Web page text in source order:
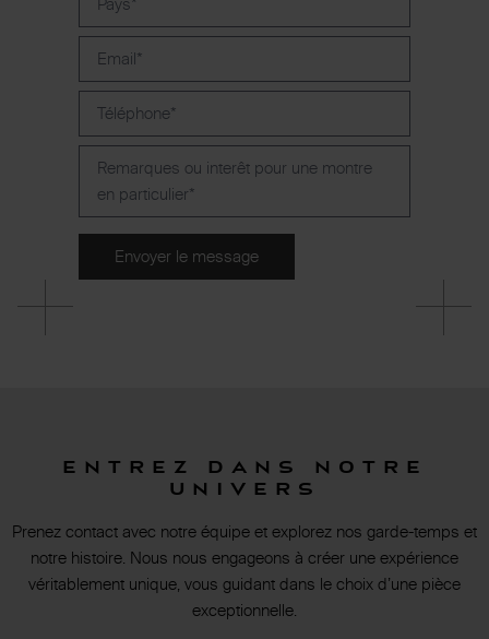
Entrez dans notre
univers
Prenez contact avec notre équipe et explorez nos garde-temps et
notre histoire. Nous nous engageons à créer une expérience
véritablement unique, vous guidant dans le choix d’une pièce
exceptionnelle.